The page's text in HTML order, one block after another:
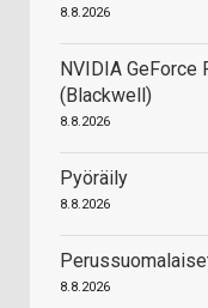
8.8.2026
NVIDIA
(Blackwell)
8.8.2026
Pyöräily
8.8.2026
8.8.2026